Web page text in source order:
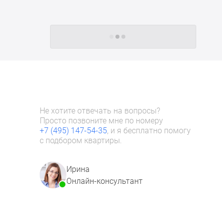
Следующие -24 жилых комплекса
Не хотите отвечать на вопросы?
Просто позвоните мне по номеру
+7 (495) 147-54-35, и я бесплатно помогу
с подбором квартиры.
Ирина
Онлайн-консультант